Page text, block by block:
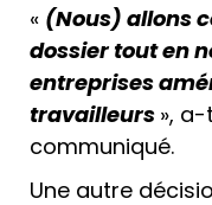
« (Nous) allons
dossier tout en
entreprises
travailleurs »,
communiqué.
Une autre